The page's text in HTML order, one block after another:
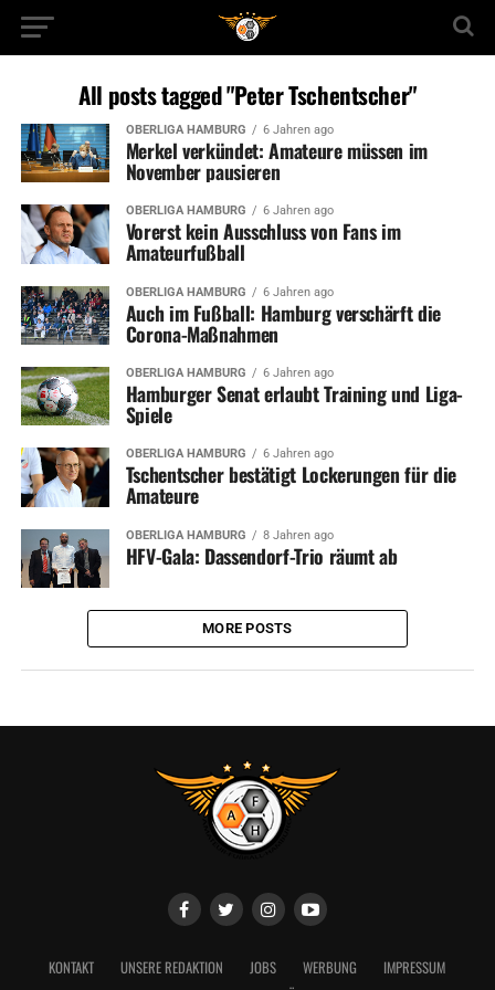
All posts tagged "Peter Tschentscher"
OBERLIGA HAMBURG 6 Jahren ago
Merkel verkündet: Amateure müssen im
November pausieren
OBERLIGA HAMBURG 6 Jahren ago
Vorerst kein Ausschluss von Fans im
Amateurfußball
OBERLIGA HAMBURG 6 Jahren ago
Auch im Fußball: Hamburg verschärft die
Corona-Maßnahmen
OBERLIGA HAMBURG 6 Jahren ago
Hamburger Senat erlaubt Training und Liga-
Spiele
OBERLIGA HAMBURG 6 Jahren ago
Tschentscher bestätigt Lockerungen für die
Amateure
OBERLIGA HAMBURG 8 Jahren ago
HFV-Gala: Dassendorf-Trio räumt ab
MORE POSTS
KONTAKT UNSERE REDAKTION JOBS WERBUNG
IMPRESSUM